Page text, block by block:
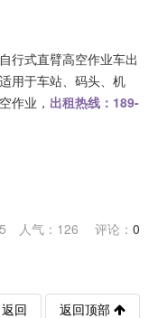
行式直臂高空作业车出
用于车站、码头、机
作业， 出租热线：189-
人气： 126 评论： 0
返回 返回顶部